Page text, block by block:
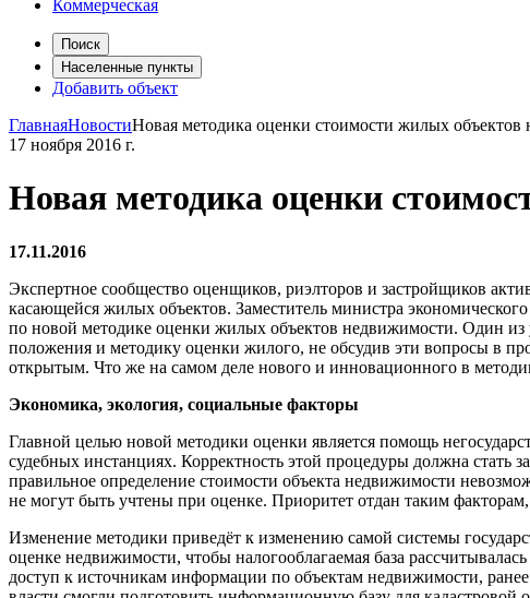
Коммерческая
Поиск
Населенные пункты
Добавить объект
ГлавнаяНовостиНовая методика оценки стоимости жилых объектов
17 ноября 2016 г.
Новая методика оценки
17.11.2016
Экспертное сообщество оценщиков, риэлторов и застройщиков
касающейся жилых объектов. Заместитель министра
по новой методике оценки жилых объектов недвижимости. Один из
положения и методику оценки жилого, не обсудив эти вопросы в
открытым. Что же на самом деле нового и инновационного в
Экономика, экология, социальные факторы
Главной целью новой методики оценки является помощь
судебных инстанциях. Корректность этой процедуры должна стать
правильное определение стоимости объекта недвижимости
не могут быть учтены при оценке. Приоритет отдан таким
Изменение методики приведёт к изменению самой системы
оценке недвижимости, чтобы налогооблагаемая база
доступ к источникам информации по объектам недвижимости,